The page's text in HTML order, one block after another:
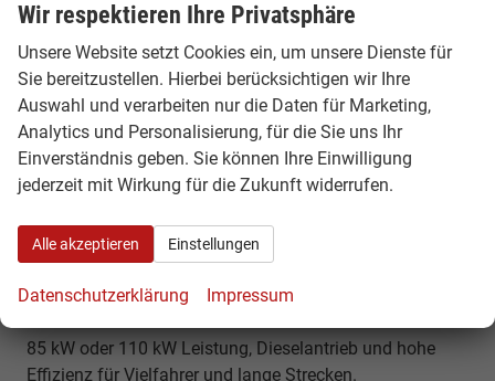
erhältlich.
Škoda Octavia Combi 1.5 TSI e-TEC
85 kW oder 110 kW Leistung, Mildhybrid-Technologie, 7-
Gang-DSG und Frontantrieb für effizientes Fahren im
Alltag.
150 kW Leistung, 7-Gang-DSG und Allradantrieb für
souveräne Fahrleistungen und zusätzliche Traktion.
85 kW oder 110 kW Leistung, Dieselantrieb und hohe
Effizienz für Vielfahrer und lange Strecken.
Wir respektieren Ihre Privatsphäre
Unsere Website setzt Cookies ein, um unsere Dienste für
Sie bereitzustellen. Hierbei berücksichtigen wir Ihre
Auswahl und verarbeiten nur die Daten für Marketing,
Analytics und Personalisierung, für die Sie uns Ihr
Einverständnis geben. Sie können Ihre Einwilligung
jederzeit mit Wirkung für die Zukunft widerrufen.
Alle akzeptieren Einstellungen
Datenschutzerklärung Impressum